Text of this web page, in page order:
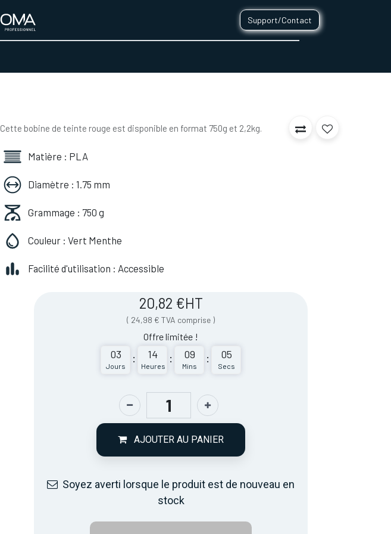
Support/Contact
Cette bobine de teinte rouge est disponible en format 750g et 2,2kg.
Matière : PLA
Diamètre : 1.75 mm
Grammage : 750 g
Couleur : Vert Menthe
Facilité d'utilisation : Accessible
20,82 €HT
( 24,98 € TVA comprise )
Offre limitée !
03
Jours
: 14
Heures
: 09
Mins
: 05
Secs
AJOUTER AU PANIER
Soyez averti lorsque le produit est de nouveau en
stock